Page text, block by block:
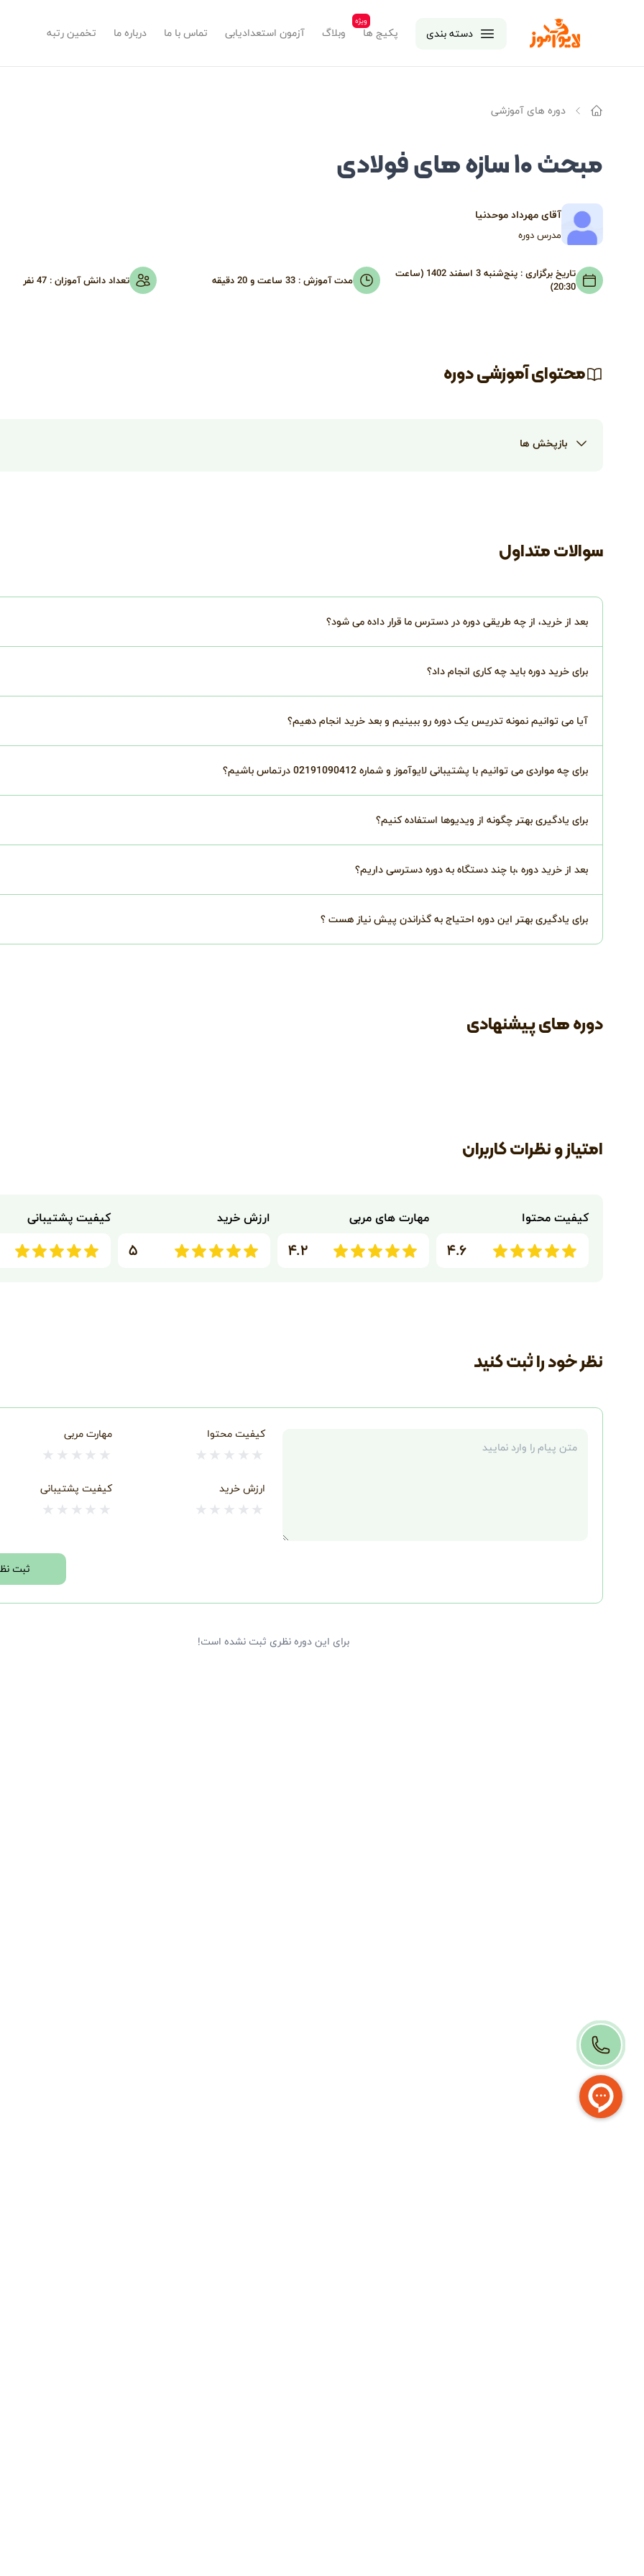
لایوآموز دسته بندی پکیج ها
ویژه
وبلاگ آزمون استعدادیابی تماس با ما درباره ما تخمین رتبه
دوره های آموزشی
مبحث ۱۰ سازه های فولادی
آقای مهرداد موحدنیا
مدرس دوره
تاریخ برگزاری :
پنج‌شنبه 3 اسفند 1402 (ساعت
20:30)
مدت آموزش :33 ساعت و 20 دقیقه تعداد دانش آموزان : 47نفر
محتوای آموزشی دوره
بازپخش ها
سوالات متداول
بعد از خرید، از چه طریقی دوره در دسترس ما قرار داده می شود؟
برای خرید دوره باید چه کاری انجام داد؟
آیا می توانیم نمونه تدریس یک دوره رو ببینیم و بعد خرید انجام دهیم؟
برای چه مواردی می توانیم با پشتیبانی لایوآموز و شماره 02191090412 درتماس باشیم؟
برای یادگیری بهتر چگونه از ویدیوها استفاده کنیم؟
بعد از خرید دوره ،با چند دستگاه به دوره دسترسی داریم؟
برای یادگیری بهتر این دوره احتیاج به گذراندن پیش نیاز هست ؟
دوره های پیشنهادی
امتیاز و نظرات کاربران
کیفیت محتوا
۴.۶
مهارت های مربی
۴.۲
ارزش خرید
۵
کیفیت پشتیبانی
نظر خود را ثبت کنید
کیفیت محتوا
★ ★ ★ ★ ★
مهارت مربی
★ ★ ★ ★ ★
ارزش خرید
★ ★ ★ ★ ★
کیفیت پشتیبانی
★ ★ ★ ★ ★
ثبت
برای این دوره نظری ثبت نشده است!